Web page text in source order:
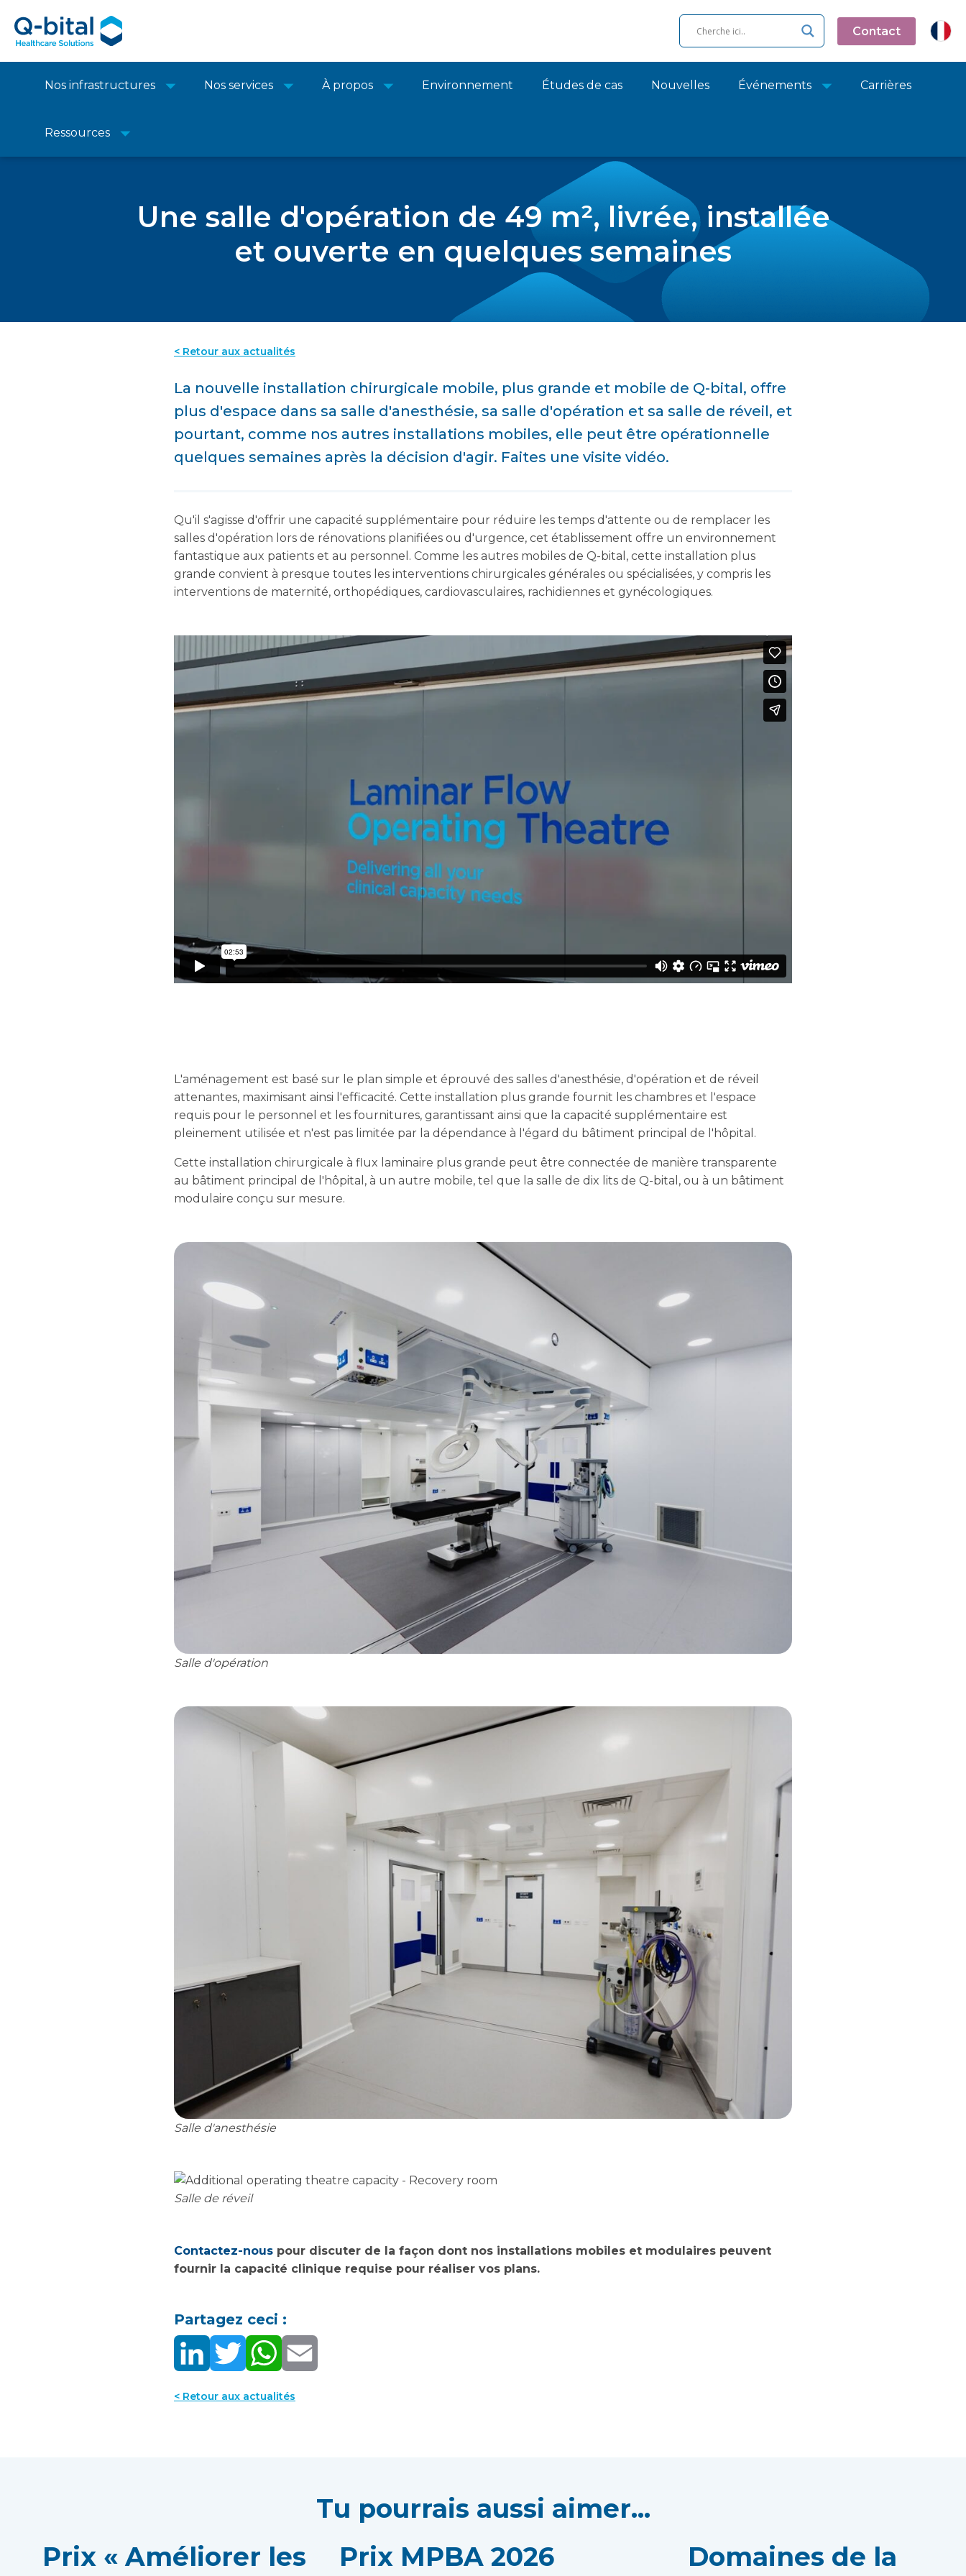
Contact
Nos infrastructures Nos services À propos Environnement Études de cas Nouvelles Événements Carrières
Ressources
Une salle d'opération de 49 m², livrée, installée
et ouverte en quelques semaines
< Retour aux actualités
La nouvelle installation chirurgicale mobile, plus grande et mobile de Q-bital, offre
plus d'espace dans sa salle d'anesthésie, sa salle d'opération et sa salle de réveil, et
pourtant, comme nos autres installations mobiles, elle peut être opérationnelle
quelques semaines après la décision d'agir. Faites une visite vidéo.
Qu'il s'agisse d'offrir une capacité supplémentaire pour réduire les temps d'attente ou de remplacer les
salles d'opération lors de rénovations planifiées ou d'urgence, cet établissement offre un environnement
fantastique aux patients et au personnel. Comme les autres mobiles de Q-bital, cette installation plus
grande convient à presque toutes les interventions chirurgicales générales ou spécialisées, y compris les
interventions de maternité, orthopédiques, cardiovasculaires, rachidiennes et gynécologiques.
L'aménagement est basé sur le plan simple et éprouvé des salles d'anesthésie, d'opération et de réveil
attenantes, maximisant ainsi l'efficacité. Cette installation plus grande fournit les chambres et l'espace
requis pour le personnel et les fournitures, garantissant ainsi que la capacité supplémentaire est
pleinement utilisée et n'est pas limitée par la dépendance à l'égard du bâtiment principal de l'hôpital.
Cette installation chirurgicale à flux laminaire plus grande peut être connectée de manière transparente
au bâtiment principal de l'hôpital, à un autre mobile, tel que la salle de dix lits de Q-bital, ou à un bâtiment
modulaire conçu sur mesure.
Salle d'opération
Salle d'anesthésie
Salle de réveil
Contactez-nous pour discuter de la façon dont nos installations mobiles et modulaires peuvent
fournir la capacité clinique requise pour réaliser vos plans.
Partagez ceci :
< Retour aux actualités
Tu pourrais aussi aimer...
Prix « Améliorer les
Prix MPBA 2026
Domaines de la